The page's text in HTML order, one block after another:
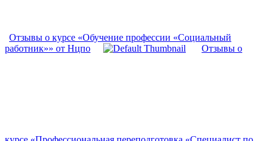
Отзывы о курсе «Обучение профессии «Социальный
работник»» от Нцпо
Отзывы о